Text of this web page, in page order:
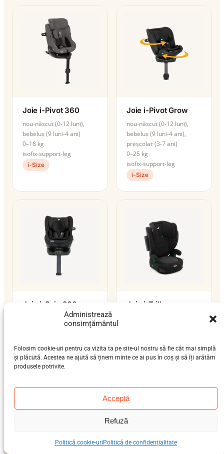
Administrează
consimțământul
Folosim cookie-uri pentru ca vizita ta pe site-ul nostru să fie cât mai simplă
și plăcută. Acestea ne ajută să ținem minte ce ai pus în coș și să îți arătăm
produsele potrivite.
Acceptă
Refuză
Politică cookie-uri Politică de confidențialitate
Joie i-Pivot 360
nou-născut (0-12 luni),
bebeluș (9 luni-4 ani)
0–18 kg
isofix-support-leg
i-Size
Joie i-Pivot Grow
nou-născut (0-12 luni),
bebeluș (9 luni-4 ani),
preșcolar (3-7 ani)
0–25 kg
isofix-support-leg
i-Size
Joie i-Spin 360
nou-născut (0-12 luni),
bebeluș (9 luni-4 ani)
isofix-support-leg
i-Size
Joie i-Trillo
i-Size